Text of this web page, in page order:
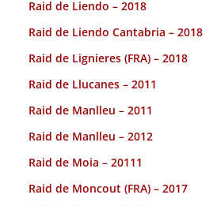
Raid de Liendo – 2018
Raid de Liendo Cantabria – 2018
Raid de Lignieres (FRA) – 2018
Raid de Llucanes – 2011
Raid de Manlleu – 2011
Raid de Manlleu – 2012
Raid de Moia – 20111
Raid de Moncout (FRA) – 2017